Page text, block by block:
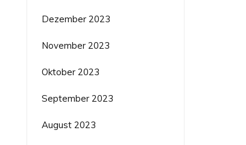
Dezember 2023
November 2023
Oktober 2023
September 2023
August 2023